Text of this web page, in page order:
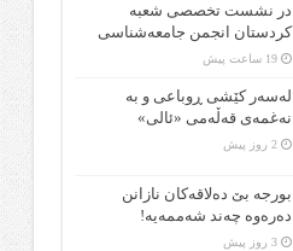
در نشست تخصصی شعبه
کردستان انجمن جامعه‌شناسی
19 ساعت پیش
لەسەر کێشی ڕوباعی و به
نەغمەی قەڵەمی «ئالی»
2 روز پیش
بورجە بێ دەلاقەکان نازانن
دەرەوە چەند شەممەیە!
3 روز پیش